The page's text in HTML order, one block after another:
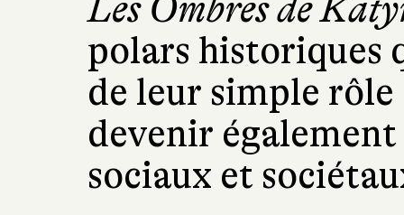
Les Ombres de
polars historiques
de leur simple
devenir
sociaux et